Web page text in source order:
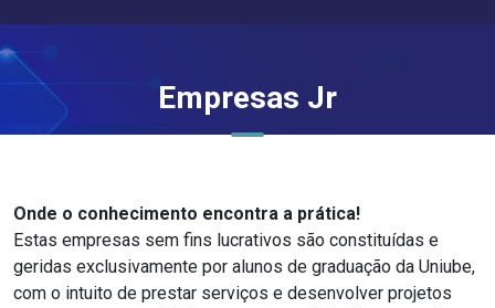
Empresas Jr
Onde o conhecimento encontra a prática!
Estas empresas sem fins lucrativos são constituídas e
geridas exclusivamente por alunos de graduação da Uniube,
com o intuito de prestar serviços e desenvolver projetos